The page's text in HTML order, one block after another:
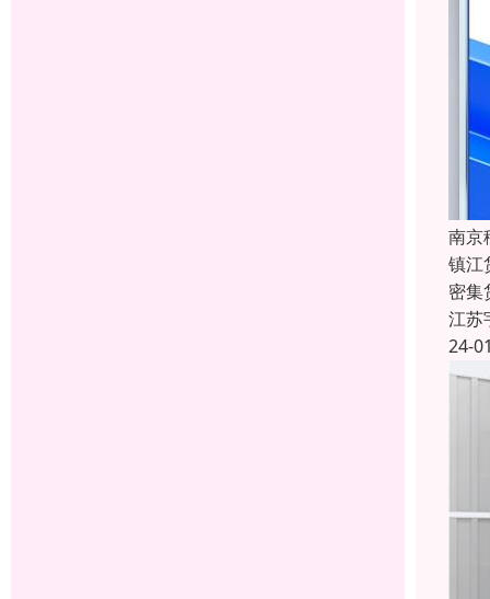
南京
镇江
密集
江苏
24-